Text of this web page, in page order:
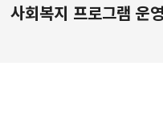
사회복지 프로그램 운영